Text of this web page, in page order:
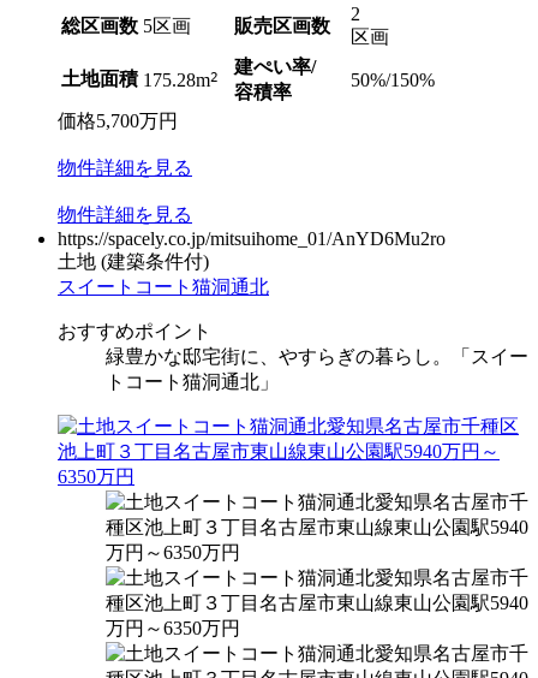
総区画数 5区画 販売区画数
2
区画
土地面積 175.28m2
建ぺい率/
容積率
50%/150%
価格5,700万円
物件詳細を見る
物件詳細を見る
https://spacely.co.jp/mitsuihome_01/AnYD6Mu2ro
土地 (建築条件付)
スイートコート猫洞通北
おすすめポイント
緑豊かな邸宅街に、やすらぎの暮らし。「スイー
トコート猫洞通北」